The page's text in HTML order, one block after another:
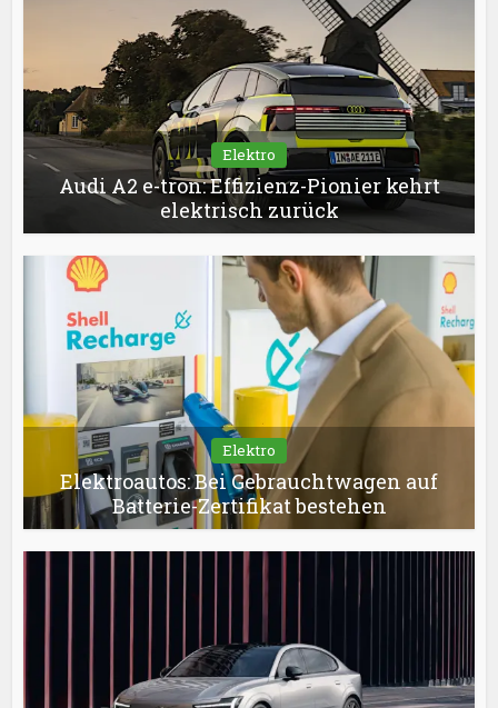
Elektro
Audi A2 e-tron: Effizienz-Pionier kehrt
elektrisch zurück
Elektro
Elektroautos: Bei Gebrauchtwagen auf
Batterie-Zertifikat bestehen